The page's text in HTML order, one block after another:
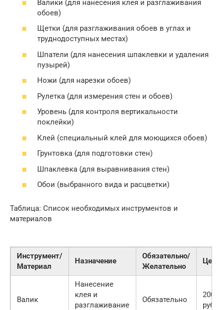
Валики (для нанесения клея и разглаживания
обоев)
Щетки (для разглаживания обоев в углах и
труднодоступных местах)
Шпатели (для нанесения шпаклевки и удаления
пузырей)
Ножи (для нарезки обоев)
Рулетка (для измерения стен и обоев)
Уровень (для контроля вертикальности
поклейки)
Клей (специальный клей для моющихся обоев)
Грунтовка (для подготовки стен)
Шпаклевка (для выравнивания стен)
Обои (выбранного вида и расцветки)
Таблица: Список необходимых инструментов и
материалов
Инструмент/
Материал
Назначение
Обязательно/
Желательно
Цена
Валик
Нанесение
клея и
разглаживание
Обязательно
200
руб.